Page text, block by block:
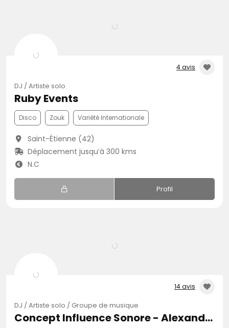
4 avis
DJ / Artiste solo
Ruby Events
Disco Zouk Variété Internationale
Saint-Étienne (42)
Déplacement jusqu’à 300 kms
N.C
Profil
14 avis
DJ / Artiste solo / Groupe de musique
Concept Influence Sonore - Alexandre Buczek